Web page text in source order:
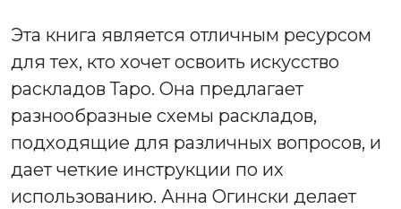
Эта книга является отличным ресурсом
для тех, кто хочет освоить искусство
раскладов Таро. Она предлагает
разнообразные схемы раскладов,
подходящие для различных вопросов, и
дает четкие инструкции по их
использованию. Анна Огински делает